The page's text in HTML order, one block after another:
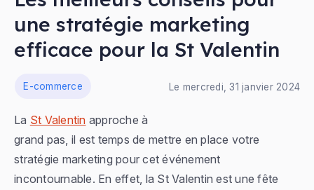
une stratégie marketing
efficace pour la St Valentin
Le mercredi, 31 janvier 2024
E-commerce
La St Valentin approche à
grand pas, il est temps de mettre en place votre
stratégie marketing pour cet événement
incontournable. En effet, la St Valentin est une fête